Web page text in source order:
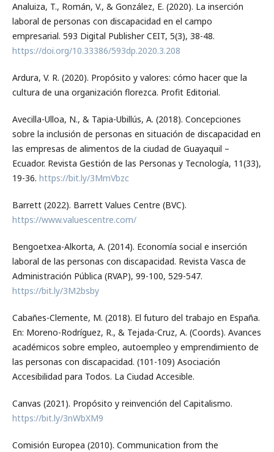
Analuiza, T., Román, V., & González, E. (2020). La inserción
laboral de personas con discapacidad en el campo
empresarial. 593 Digital Publisher CEIT, 5(3), 38-48.
https://doi.org/10.33386/593dp.2020.3.208
Ardura, V. R. (2020). Propósito y valores: cómo hacer que la
cultura de una organización florezca. Profit Editorial.
Avecilla-Ulloa, N., & Tapia-Ubillús, A. (2018). Concepciones
sobre la inclusión de personas en situación de discapacidad en
las empresas de alimentos de la ciudad de Guayaquil –
Ecuador. Revista Gestión de las Personas y Tecnología, 11(33),
19-36. https://bit.ly/3MmVbzc
Barrett (2022). Barrett Values Centre (BVC).
https://www.valuescentre.com/
Bengoetxea-Alkorta, A. (2014). Economía social e inserción
laboral de las personas con discapacidad. Revista Vasca de
Administración Pública (RVAP), 99-100, 529-547.
https://bit.ly/3M2bsby
Cabañes-Clemente, M. (2018). El futuro del trabajo en España.
En: Moreno-Rodríguez, R., & Tejada-Cruz, A. (Coords). Avances
académicos sobre empleo, autoempleo y emprendimiento de
las personas con discapacidad. (101-109) Asociación
Accesibilidad para Todos. La Ciudad Accesible.
Canvas (2021). Propósito y reinvención del Capitalismo.
https://bit.ly/3nWbXM9
Comisión Europea (2010). Communication from the